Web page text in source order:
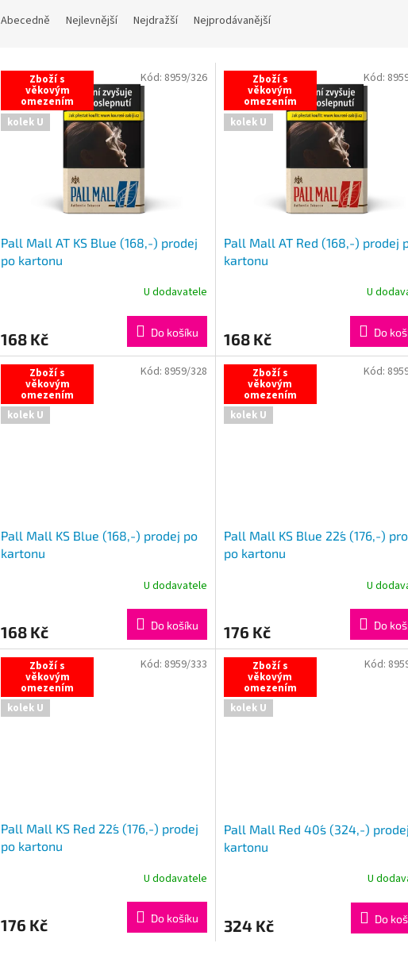
n
p
Abecedně Nejlevnější Nejdražší Nejprodávanější
V
p
Zboží s
věkovým
omezením
kolek U
Pall Mall AT KS Blue (168,-) prodej
po kartonu
U dodavatele
168 Kč Do košíku
Kód: 8959/326 Zboží s
věkovým
omezením
kolek U
Pall Mall AT Red (168,-) prodej
kartonu
U
168 Kč Do
Kód:
Zboží s
věkovým
omezením
kolek U
Pall Mall KS Blue (168,-) prodej po
kartonu
U dodavatele
168 Kč Do košíku
Kód: 8959/328 Zboží s
věkovým
omezením
kolek U
Pall Mall KS Blue 22´s (176,-)
po kartonu
U
176 Kč Do
Kód:
Zboží s
věkovým
omezením
kolek U
Pall Mall KS Red 22´s (176,-) prodej
po kartonu
U dodavatele
176 Kč Do košíku
Kód: 8959/333 Zboží s
věkovým
omezením
kolek U
Pall Mall Red 40´s (324,-)
kartonu
U
324 Kč Do
Kód: